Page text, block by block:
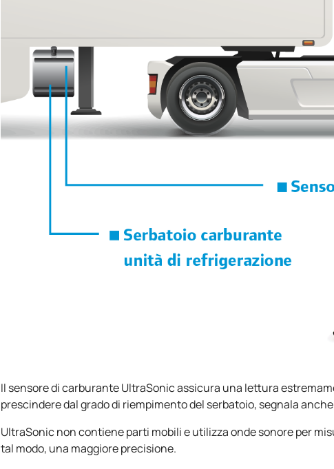
Il sensore di carburante UltraSonic assicura una lettura
prescindere dal grado di riempimento del serbatoio, segnala
UltraSonic non contiene parti mobili e utilizza onde sonore per
tal modo, una maggiore precisione.